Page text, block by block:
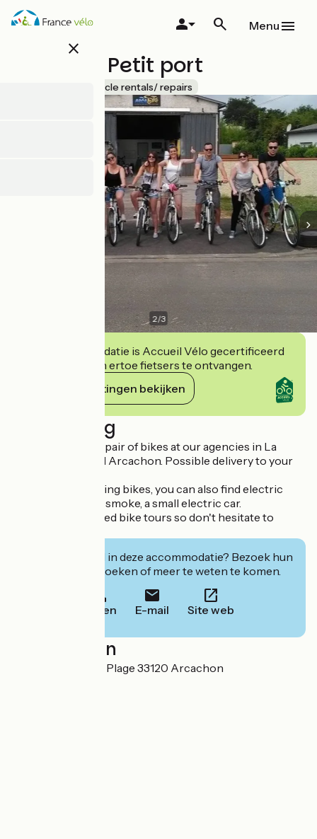
Overslaan
en
close
Menu
Arcabike Petit port
Bicycle rentals/ repairs
2/3
Deze accommodatie is Accueil Vélo gecertificeerd
en verbindt zich ertoe fietsers te ontvangen.
Haar verplichtingen bekijken
Beschrijving
Rental, sale and repair of bikes at our agencies in La
Teste de Buch and Arcachon. Possible delivery to your
In addition to renting bikes, you can also find electric
scooters and a Nosmoke, a small electric car.
We also offer guided bike tours so don't hesitate to
Geïnteresseerd in deze accommodatie? Bezoek hun
website om te boeken of meer te weten te komen.
Bellen E-mail Site web
Localisation
52 boulevard de la Plage 33120 Arcachon